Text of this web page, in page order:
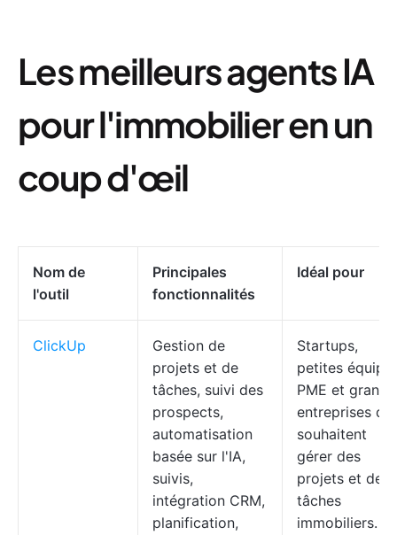
Les meilleurs agents IA
pour l'immobilier en un
coup d'œil
Nom de
l'outil
Principales
fonctionnalités
Idéal pour
ClickUp
Gestion de
projets et de
tâches, suivi des
prospects,
automatisation
basée sur l'IA,
suivis,
intégration CRM,
planification,
Startups,
petites
PME et
entreprises qui
souhaitent
gérer des
projets et des
tâches
immobiliers.